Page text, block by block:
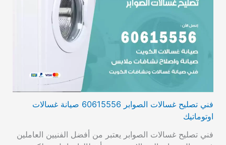
فني تصليح غسالات الصوابر 60615556 صيانة غسالات
اوتوماتيك
فني تصليح غسالات الصوابر يعتبر من أفضل الفنيين العاملين